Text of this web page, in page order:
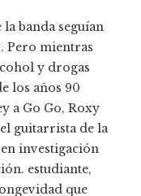
banda seguían
Pero mientras
y drogas
los años 90
a Go Go, Roxy
guitarrista de la
investigación
estudiante,
que